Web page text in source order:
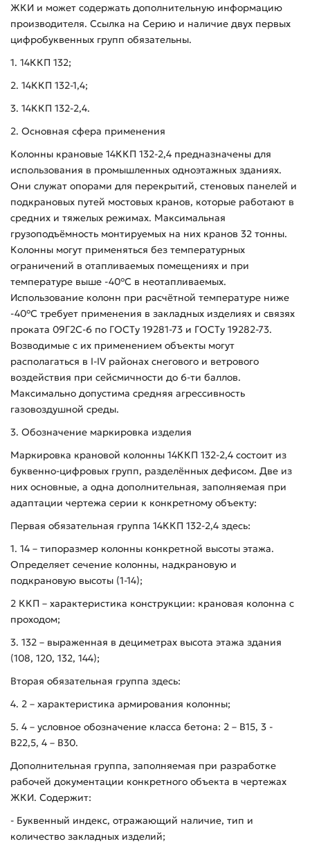
ЖКИ и может содержать дополнительную информацию
производителя. Ссылка на Серию и наличие двух первых
цифробуквенных групп обязательны.
1. 14ККП 132;
2. 14ККП 132-1,4;
3. 14ККП 132-2,4.
2. Основная сфера применения
Колонны крановые 14ККП 132-2,4 предназначены для
использования в промышленных одноэтажных зданиях.
Они служат опорами для перекрытий, стеновых панелей и
подкрановых путей мостовых кранов, которые работают в
средних и тяжелых режимах. Максимальная
грузоподъёмность монтируемых на них кранов 32 тонны.
Колонны могут применяться без температурных
ограничений в отапливаемых помещениях и при
температуре выше -40°С в неотапливаемых.
Использование колонн при расчётной температуре ниже
-40°С требует применения в закладных изделиях и связях
проката 09Г2С-6 по ГОСТу 19281-73 и ГОСТу 19282-73.
Возводимые с их применением объекты могут
располагаться в I-IV районах снегового и ветрового
воздействия при сейсмичности до 6-ти баллов.
Максимально допустима средняя агрессивность
газовоздушной среды.
3. Обозначение маркировка изделия
Маркировка крановой колонны 14ККП 132-2,4 состоит из
буквенно-цифровых групп, разделённых дефисом. Две из
них основные, а одна дополнительная, заполняемая при
адаптации чертежа серии к конкретному объекту:
Первая обязательная группа 14ККП 132-2,4 здесь:
1. 14 – типоразмер колонны конкретной высоты этажа.
Определяет сечение колонны, надкрановую и
подкрановую высоты (1-14);
2 ККП – характеристика конструкции: крановая колонна с
проходом;
3. 132 – выраженная в дециметрах высота этажа здания
(108, 120, 132, 144);
Вторая обязательная группа здесь:
4. 2 – характеристика армирования колонны;
5. 4 – условное обозначение класса бетона: 2 – В15, 3 -
В22,5, 4 – В30.
Дополнительная группа, заполняемая при разработке
рабочей документации конкретного объекта в чертежах
ЖКИ. Содержит:
- Буквенный индекс, отражающий наличие, тип и
количество закладных изделий;